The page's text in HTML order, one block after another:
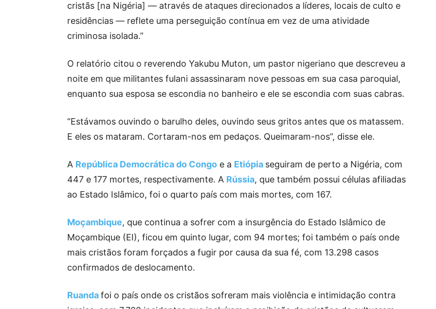
cristãs [na Nigéria] — através de ataques direcionados a líderes, locais de culto e
residências — reflete uma perseguição contínua em vez de uma atividade
criminosa isolada.”
O relatório citou o reverendo Yakubu Muton, um pastor nigeriano que descreveu a
noite em que militantes fulani assassinaram nove pessoas em sua casa paroquial,
enquanto sua esposa se escondia no banheiro e ele se escondia com suas cabras.
“Estávamos ouvindo o barulho deles, ouvindo seus gritos antes que os matassem.
E eles os mataram. Cortaram-nos em pedaços. Queimaram-nos”, disse ele.
A República Democrática do Congo e a Etiópia seguiram de perto a Nigéria, com
447 e 177 mortes, respectivamente. A Rússia, que também possui células afiliadas
ao Estado Islâmico, foi o quarto país com mais mortes, com 167.
Moçambique, que continua a sofrer com a insurgência do Estado Islâmico de
Moçambique (EI), ficou em quinto lugar, com 94 mortes; foi também o país onde
mais cristãos foram forçados a fugir por causa da sua fé, com 13.298 casos
confirmados de deslocamento.
Ruandafoi o país onde os cristãos sofreram mais violência e intimidação contra